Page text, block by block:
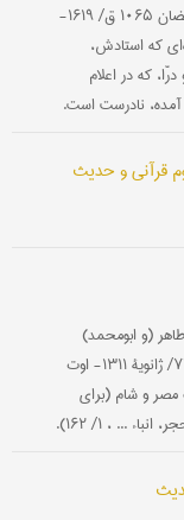
اِبْنِ‌دَرا، محمد بن نورالدین بن محمد درا (۱۰۲۸- رمضان ۱۰۶۵ ق/ ۱۶۱۹-
که استادش،
که در اعلام
قرآنی و حدیث
(و ابومحمد)
حسن بن زین‌الدین عمر (شعبان ۷۱۰- ربیع‌الآخر ۷۷۹/ ژانویۀ ۱۳۱۱- اوت
مصر و شام (برای